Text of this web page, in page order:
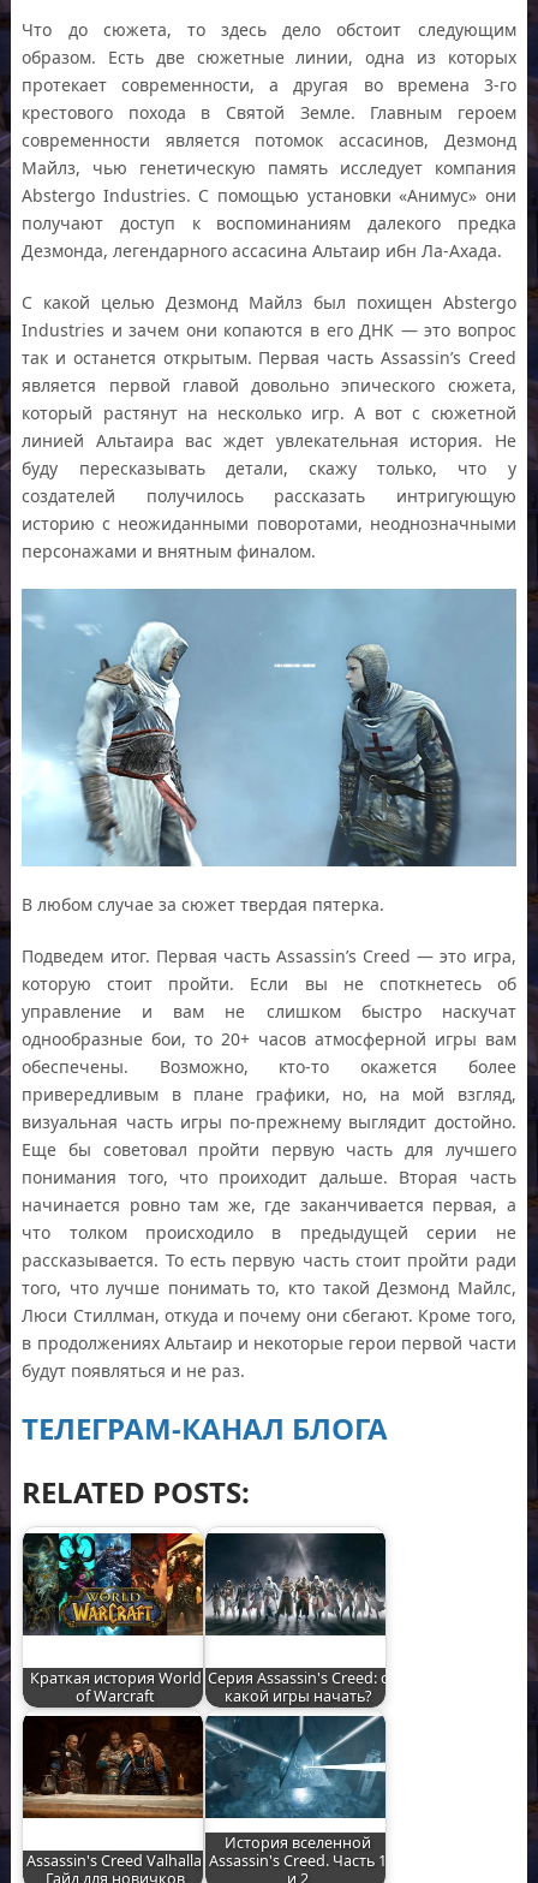
Что до сюжета, то здесь дело обстоит следующим
образом. Есть две сюжетные линии, одна из которых
протекает современности, а другая во времена 3-го
крестового похода в Святой Земле. Главным героем
современности является потомок ассасинов, Дезмонд
Майлз, чью генетическую память исследует компания
Abstergo Industries. С помощью установки «Анимус» они
получают доступ к воспоминаниям далекого предка
Дезмонда, легендарного ассасина Альтаир ибн Ла-Ахада.
С какой целью Дезмонд Майлз был похищен Abstergo
Industries и зачем они копаются в его ДНК — это вопрос
так и останется открытым. Первая часть Assassin’s Creed
является первой главой довольно эпического сюжета,
который растянут на несколько игр. А вот с сюжетной
линией Альтаира вас ждет увлекательная история. Не
буду пересказывать детали, скажу только, что у
создателей получилось рассказать интригующую
историю с неожиданными поворотами, неоднозначными
персонажами и внятным финалом.
В любом случае за сюжет твердая пятерка.
Подведем итог. Первая часть Assassin’s Creed — это игра,
которую стоит пройти. Если вы не споткнетесь об
управление и вам не слишком быстро наскучат
однообразные бои, то 20+ часов атмосферной игры вам
обеспечены. Возможно, кто-то окажется более
привередливым в плане графики, но, на мой взгляд,
визуальная часть игры по-прежнему выглядит достойно.
Еще бы советовал пройти первую часть для лучшего
понимания того, что проиходит дальше. Вторая часть
начинается ровно там же, где заканчивается первая, а
что толком происходило в предыдущей серии не
рассказывается. То есть первую часть стоит пройти ради
того, что лучше понимать то, кто такой Дезмонд Майлс,
Люси Стиллман, откуда и почему они сбегают. Кроме того,
в продолжениях Альтаир и некоторые герои первой части
будут появляться и не раз.
ТЕЛЕГРАМ-КАНАЛ БЛОГА
RELATED POSTS:
Краткая история World
of Warcraft
Серия Assassin's Creed: с
какой игры начать?
Assassin's Creed Valhalla.
История вселенной
Assassin's Creed. Часть 1